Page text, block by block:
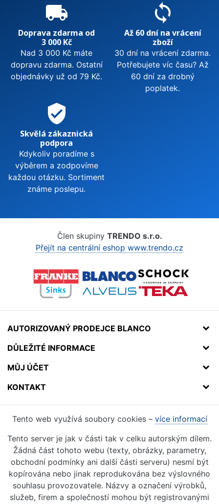
local_shipping
Doprava zdarma od
3 000 Kč
Nad 3 000 Kč máte
dopravu zdarma. Ostatní
objednávky už od 79 Kč.
sync
Až 60 dní na vrácení
zboží
30 dní na vrácení zdarma.
Potřebujete víc času? Až
60 dní za drobný
poplatek.
verified_user
Skvělá zákaznická
podpora
Kdykoliv poradíme s
výběrem a zodpovíme
každou otázku. Sortiment
známe poslepu.
Člen skupiny TRENDO s.r.o.
Přejít na centrální eshop www.trendo.cz
AUTORIZOVANÝ PRODEJCE BLANCO
DŮLEŽITÉ INFORMACE
MŮJ ÚČET
KONTAKT
Tento web využívá soubory cookies – více informací
Tento server je jak v části tak v celku autorským dílem.
Žádná část tohoto webu (texty, obrázky, parametry,
obchodní podmínky ani další části serveru) nesmí být
kopírována nebo jinak reprodukována bez výslovného
souhlasu provozovatele. Názvy a označení výrobků,
služeb, firem a společností mohou být registrovanými